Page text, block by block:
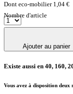
Dont eco-mobilier 1,04 €
Nombre d'article
Ajouter au panier
Existe aussi en 40, 160,
Vous avez à disposition deux